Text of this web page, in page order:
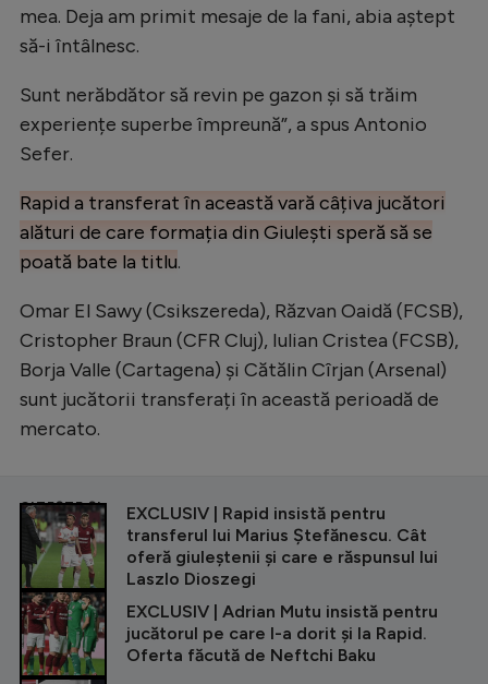
mea. Deja am primit mesaje de la fani, abia aștept
să-i întâlnesc.
Sunt nerăbdător să revin pe gazon și să trăim
experiențe superbe împreună”, a spus Antonio
Sefer.
Rapid a transferat în această vară câțiva jucători
alături de care formația din Giulești speră să se
poată bate la titlu.
Omar El Sawy (Csikszereda), Răzvan Oaidă (FCSB),
Cristopher Braun (CFR Cluj), Iulian Cristea (FCSB),
Borja Valle (Cartagena) și Cătălin Cîrjan (Arsenal)
sunt jucătorii transferați în această perioadă de
mercato.
CITEȘTE ȘI
EXCLUSIV | Rapid insistă pentru
transferul lui Marius Ștefănescu. Cât
oferă giuleștenii și care e răspunsul lui
Laszlo Dioszegi
EXCLUSIV | Adrian Mutu insistă pentru
jucătorul pe care l-a dorit și la Rapid.
Oferta făcută de Neftchi Baku